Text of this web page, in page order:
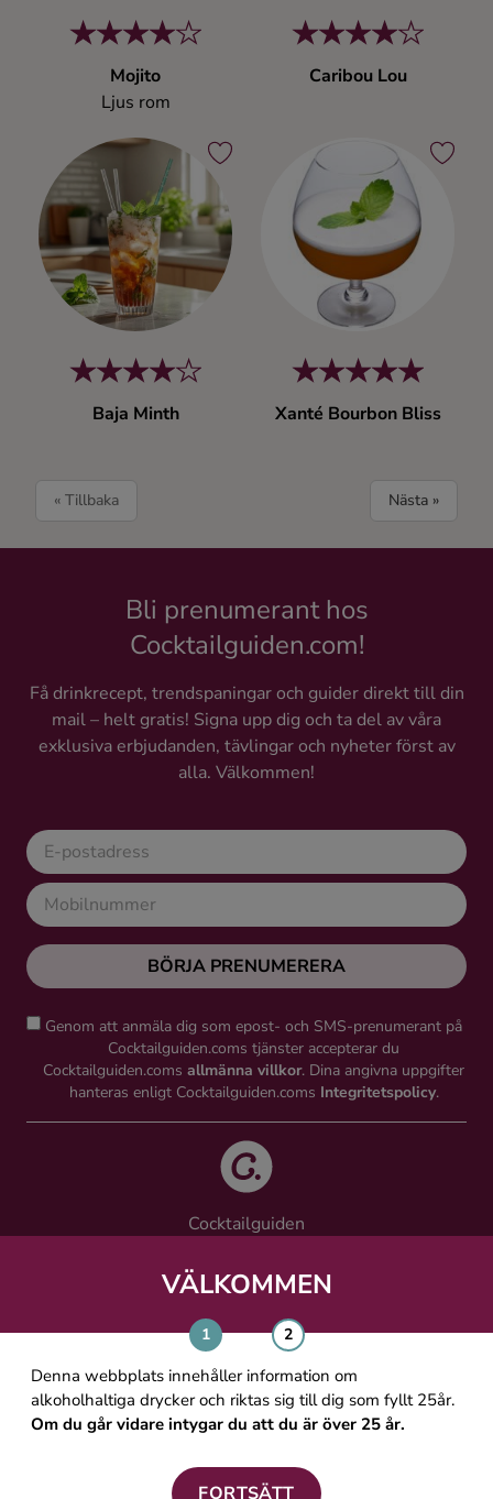
VÄLKOMMEN
Denna webbplats innehåller information om
alkoholhaltiga drycker och riktas sig till dig som fyllt 25år.
Om du går vidare intygar du att du är över 25 år.
FORTSÄTT
Mojito
Ljus rom
Caribou Lou
Baja Minth Xanté Bourbon Bliss
« Tillbaka Nästa »
Bli prenumerant hos
Cocktailguiden.com!
Få drinkrecept, trendspaningar och guider direkt till din
mail – helt gratis! Signa upp dig och ta del av våra
exklusiva erbjudanden, tävlingar och nyheter först av
alla. Välkommen!
BÖRJA PRENUMERERA
Genom att anmäla dig som epost- och SMS-prenumerant på
Cocktailguiden.coms tjänster accepterar du
Cocktailguiden.coms allmänna villkor. Dina angivna uppgifter
hanteras enligt Cocktailguiden.coms Integritetspolicy.
Cocktailguiden
Västra Järnvägsgatan 21, 111 64 Stockholm
ALLMÄNNA VILLKOR